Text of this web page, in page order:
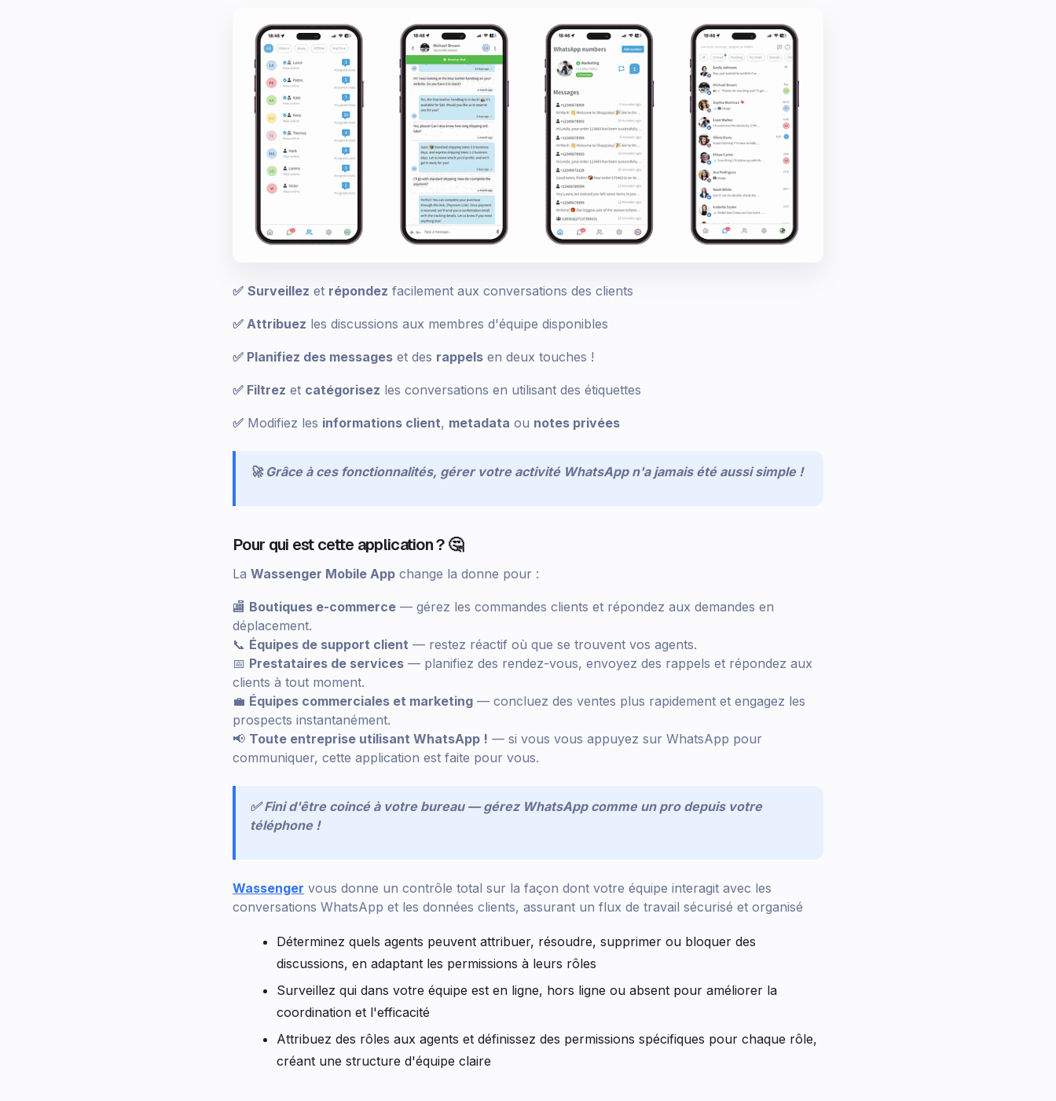
✅ Surveillez et répondez facilement aux conversations des clients
✅ Attribuez les discussions aux membres d'équipe disponibles
✅ Planifiez des messages et des rappels en deux touches !
✅ Filtrez et catégorisez les conversations en utilisant des étiquettes
✅ Modifiez les informations client, metadata ou notes privées
🚀 Grâce à ces fonctionnalités, gérer votre activité WhatsApp n'a jamais été aussi simple !
Pour qui est cette application ? 🤔
La Wassenger Mobile App change la donne pour :
🏬 Boutiques e-commerce — gérez les commandes clients et répondez aux demandes en
déplacement.
📞 Équipes de support client — restez réactif où que se trouvent vos agents.
📅 Prestataires de services — planifiez des rendez-vous, envoyez des rappels et répondez aux
clients à tout moment.
💼 Équipes commerciales et marketing — concluez des ventes plus rapidement et engagez les
prospects instantanément.
📢 Toute entreprise utilisant WhatsApp ! — si vous vous appuyez sur WhatsApp pour
communiquer, cette application est faite pour vous.
✅ Fini d'être coincé à votre bureau — gérez WhatsApp comme un pro depuis votre
téléphone !
Wassenger vous donne un contrôle total sur la façon dont votre équipe interagit avec les
conversations WhatsApp et les données clients, assurant un flux de travail sécurisé et organisé
Déterminez quels agents peuvent attribuer, résoudre, supprimer ou bloquer des
discussions, en adaptant les permissions à leurs rôles
Surveillez qui dans votre équipe est en ligne, hors ligne ou absent pour améliorer la
coordination et l'efficacité
Attribuez des rôles aux agents et définissez des permissions spécifiques pour chaque rôle,
créant une structure d'équipe claire